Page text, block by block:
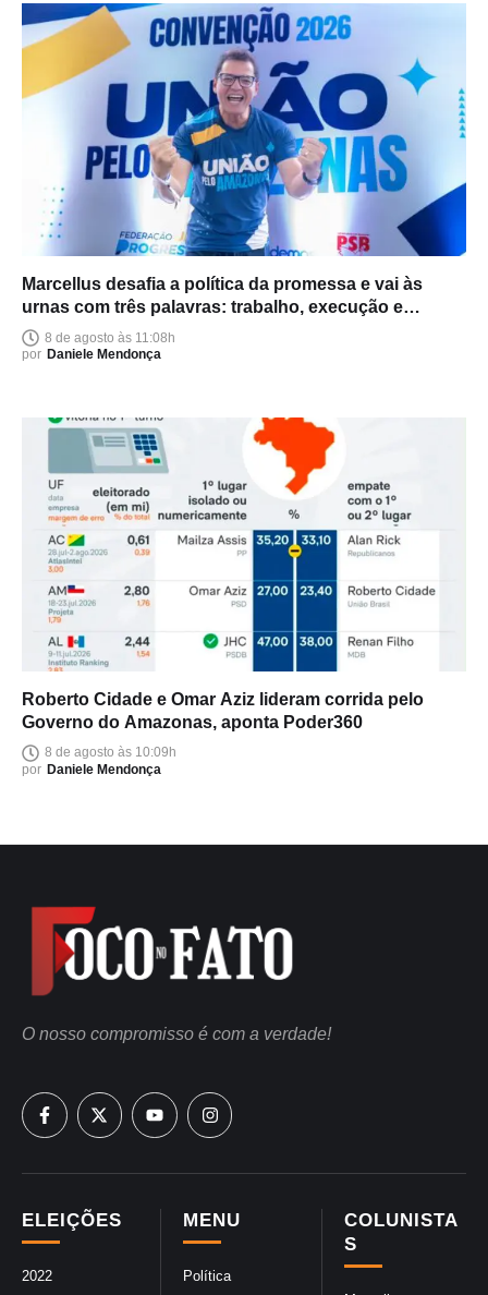
Marcellus desafia a política da promessa e vai às
urnas com três palavras: trabalho, execução e
entrega
8 de agosto às 11:08h
por Daniele Mendonça
Roberto Cidade e Omar Aziz lideram corrida pelo
Governo do Amazonas, aponta Poder360
8 de agosto às 10:09h
por Daniele Mendonça
COLUNISTA
S
MENU
Política
ELEIÇÕES
2022
O nosso compromisso é com a verdade!